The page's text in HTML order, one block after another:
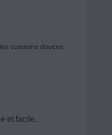
cuissons douces
et facile,